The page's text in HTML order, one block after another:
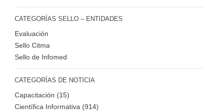
CATEGORÍAS SELLO – ENTIDADES
Evaluación
Sello Citma
Sello de Infomed
CATEGORÍAS DE NOTICIA
Capacitación (15)
Científica Informativa (914)